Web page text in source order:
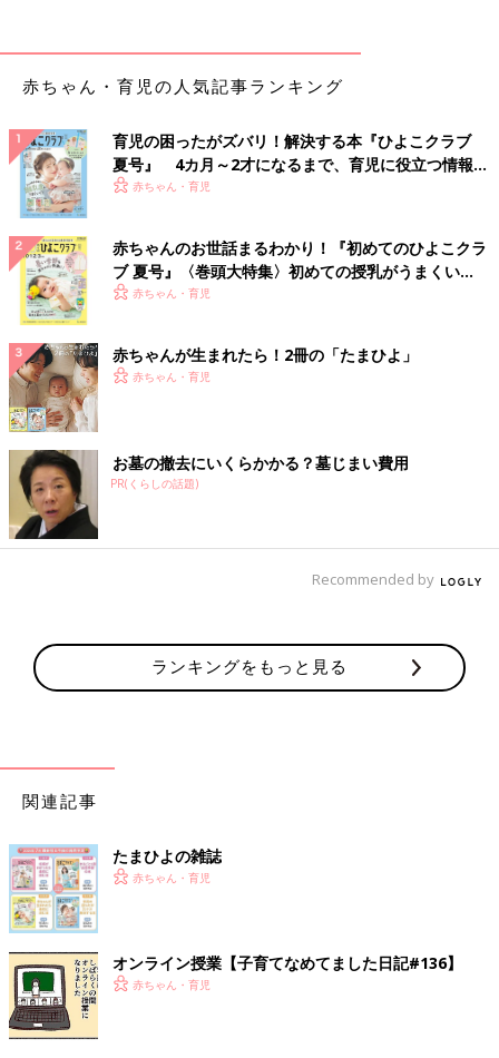
赤ちゃん・育児の人気記事ランキング
育児の困ったがズバリ！解決する本『ひよこクラブ
夏号』 4カ月～2才になるまで、育児に役立つ情報が
いっぱい！
赤ちゃん・育児
赤ちゃんのお世話まるわかり！『初めてのひよこクラ
ブ 夏号』〈巻頭大特集〉初めての授乳がうまくい
く！ おっぱい・ミルクの基本と夏のトラブル 解決テ
赤ちゃん・育児
赤ちゃんが生まれたら！2冊の「たまひよ」
赤ちゃん・育児
お墓の撤去にいくらかかる？墓じまい費用
PR(くらしの話題)
Recommended by
ランキングをもっと見る
関連記事
たまひよの雑誌
赤ちゃん・育児
オンライン授業【子育てなめてました日記#136】
赤ちゃん・育児